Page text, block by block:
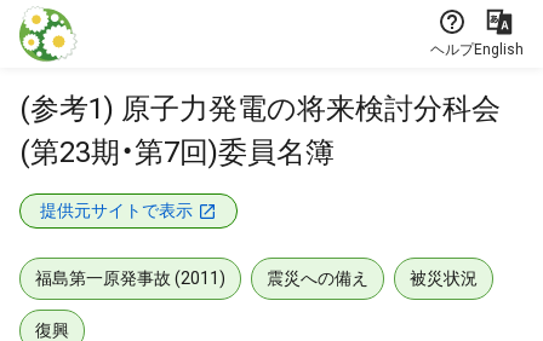
本文に飛ぶ
ヘルプEnglish
(参考1) 原子力発電の将来検討分科会
(第23期・第7回)委員名簿
提供元サイトで表示
福島第一原発事故 (2011) 震災への備え 被災状況
復興